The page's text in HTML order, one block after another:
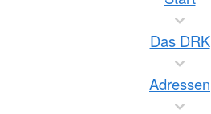
Das DRK
Adressen